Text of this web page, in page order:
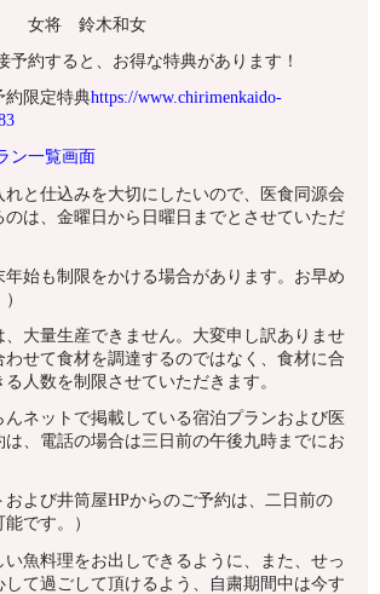
女将 鈴木和女
予約すると、お得な特典があります！
限定特典https://www.chirimenkaido-
ン一覧画面
れと仕込みを大切にしたいので、医食同源会
のは、金曜日から日曜日までとさせていただ
年始も制限をかける場合があります。お早め
、大量生産できません。大変申し訳ありませ
わせて食材を調達するのではなく、食材に合
人数を制限させていただきます。
んネットで掲載している宿泊プランおよび医
は、電話の場合は三日前の午後九時までにお
および井筒屋HPからのご予約は、二日前の
です。）
い魚料理をお出しできるように、また、せっ
して過ごして頂けるよう、自粛期間中は今す